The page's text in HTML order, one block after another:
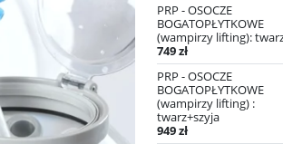
PRP - OSOCZE
BOGATOPŁYTKOWE
(wampirzy lifting):
749 zł
PRP - OSOCZE
BOGATOPŁYTKOWE
(wampirzy lifting) :
twarz+szyja
949 zł